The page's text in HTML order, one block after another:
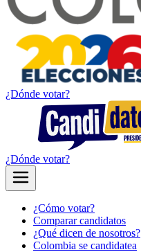
¿Dónde votar?
¿Dónde votar?
¿Cómo votar?
Comparar candidatos
¿Qué dicen de nosotros?
Colombia se candidatea